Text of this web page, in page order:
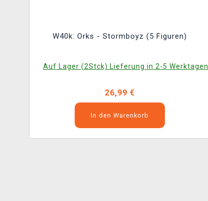
W40k: Orks - Stormboyz (5 Figuren)
Auf Lager (2Stck) Lieferung in 2-5 Werktagen.
26,99 €
In den Warenkorb